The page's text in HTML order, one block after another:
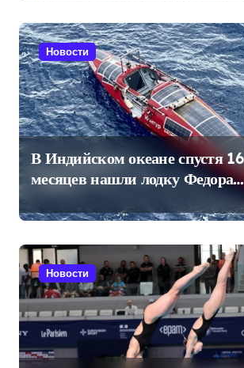
Новости
В Индийском океане спустя 16
месяцев нашли лодку Федора
Конюхова
Новости